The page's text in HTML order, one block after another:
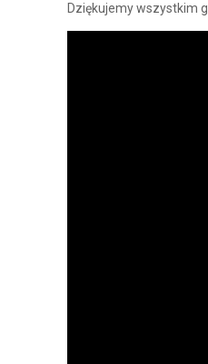
Dziękujemy wszystkim